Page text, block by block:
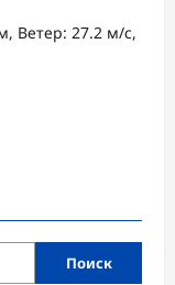
Ветер: 27.2 м/с,
Поиск